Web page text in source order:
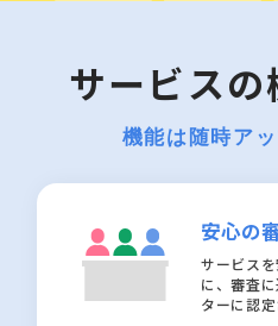
サービス
機能は随時ア
安心の
サービス
に、審査
ターに認定